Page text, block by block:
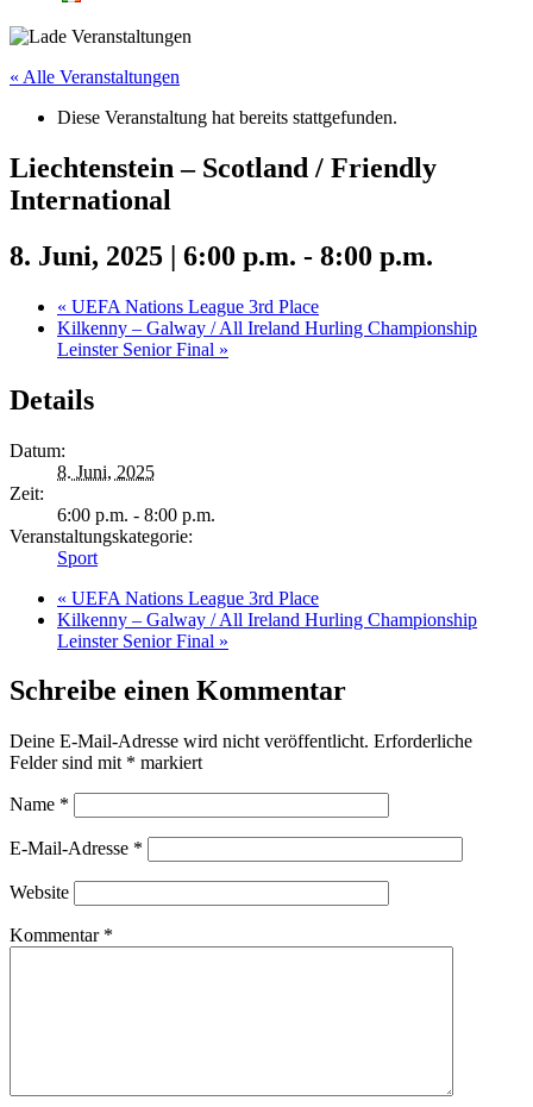
« Alle Veranstaltungen
Diese Veranstaltung hat bereits stattgefunden.
Liechtenstein – Scotland / Friendly
International
8. Juni, 2025 | 6:00 p.m. - 8:00 p.m.
« UEFA Nations League 3rd Place
Kilkenny – Galway / All Ireland Hurling Championship
Leinster Senior Final »
Details
Datum:
8. Juni, 2025
Zeit:
6:00 p.m. - 8:00 p.m.
Veranstaltungskategorie:
Sport
« UEFA Nations League 3rd Place
Kilkenny – Galway / All Ireland Hurling Championship
Leinster Senior Final »
Schreibe einen Kommentar
Deine E-Mail-Adresse wird nicht veröffentlicht. Erforderliche
Felder sind mit * markiert
Name *
E-Mail-Adresse *
Website
Kommentar *